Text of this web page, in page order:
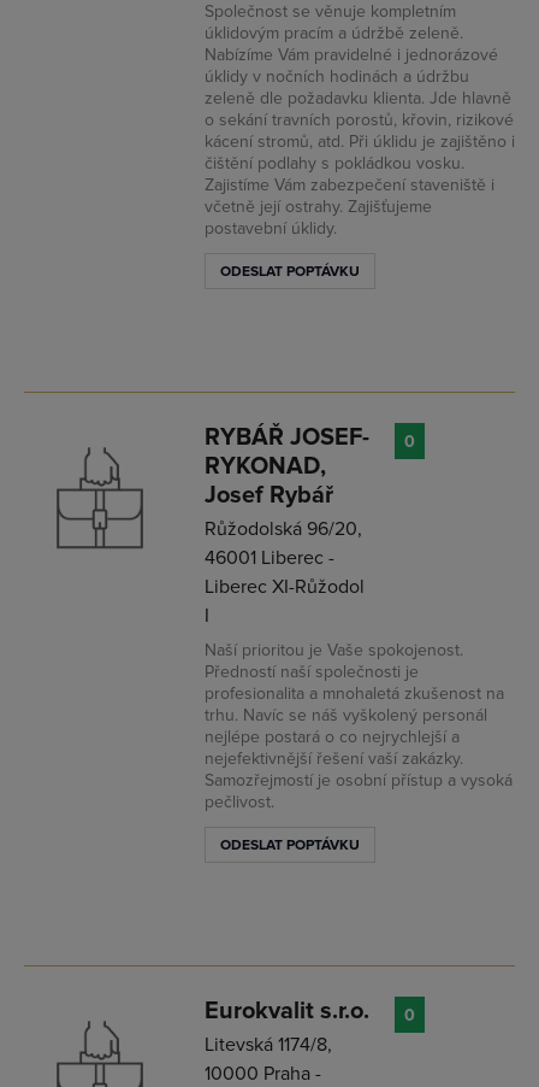
Společnost se věnuje kompletním
úklidovým pracím a údržbě zeleně.
Nabízíme Vám pravidelné i jednorázové
úklidy v nočních hodinách a údržbu
zeleně dle požadavku klienta. Jde hlavně
o sekání travních porostů, křovin, rizikové
kácení stromů, atd. Při úklidu je zajištěno i
čištění podlahy s pokládkou vosku.
Zajistíme Vám zabezpečení staveniště i
včetně její ostrahy. Zajišťujeme
postavební úklidy.
ODESLAT POPTÁVKU
RYBÁŘ JOSEF-
RYKONAD,
Josef Rybář
Růžodolská 96/20,
46001 Liberec -
Liberec XI-Růžodol
I
Naší prioritou je Vaše spokojenost.
Předností naší společnosti je
profesionalita a mnohaletá zkušenost na
trhu. Navíc se náš vyškolený personál
nejlépe postará o co nejrychlejší a
nejefektivnější řešení vaší zakázky.
Samozřejmostí je osobní přístup a vysoká
pečlivost.
ODESLAT POPTÁVKU
0
Eurokvalit s.r.o.
Litevská 1174/8,
10000 Praha -
0